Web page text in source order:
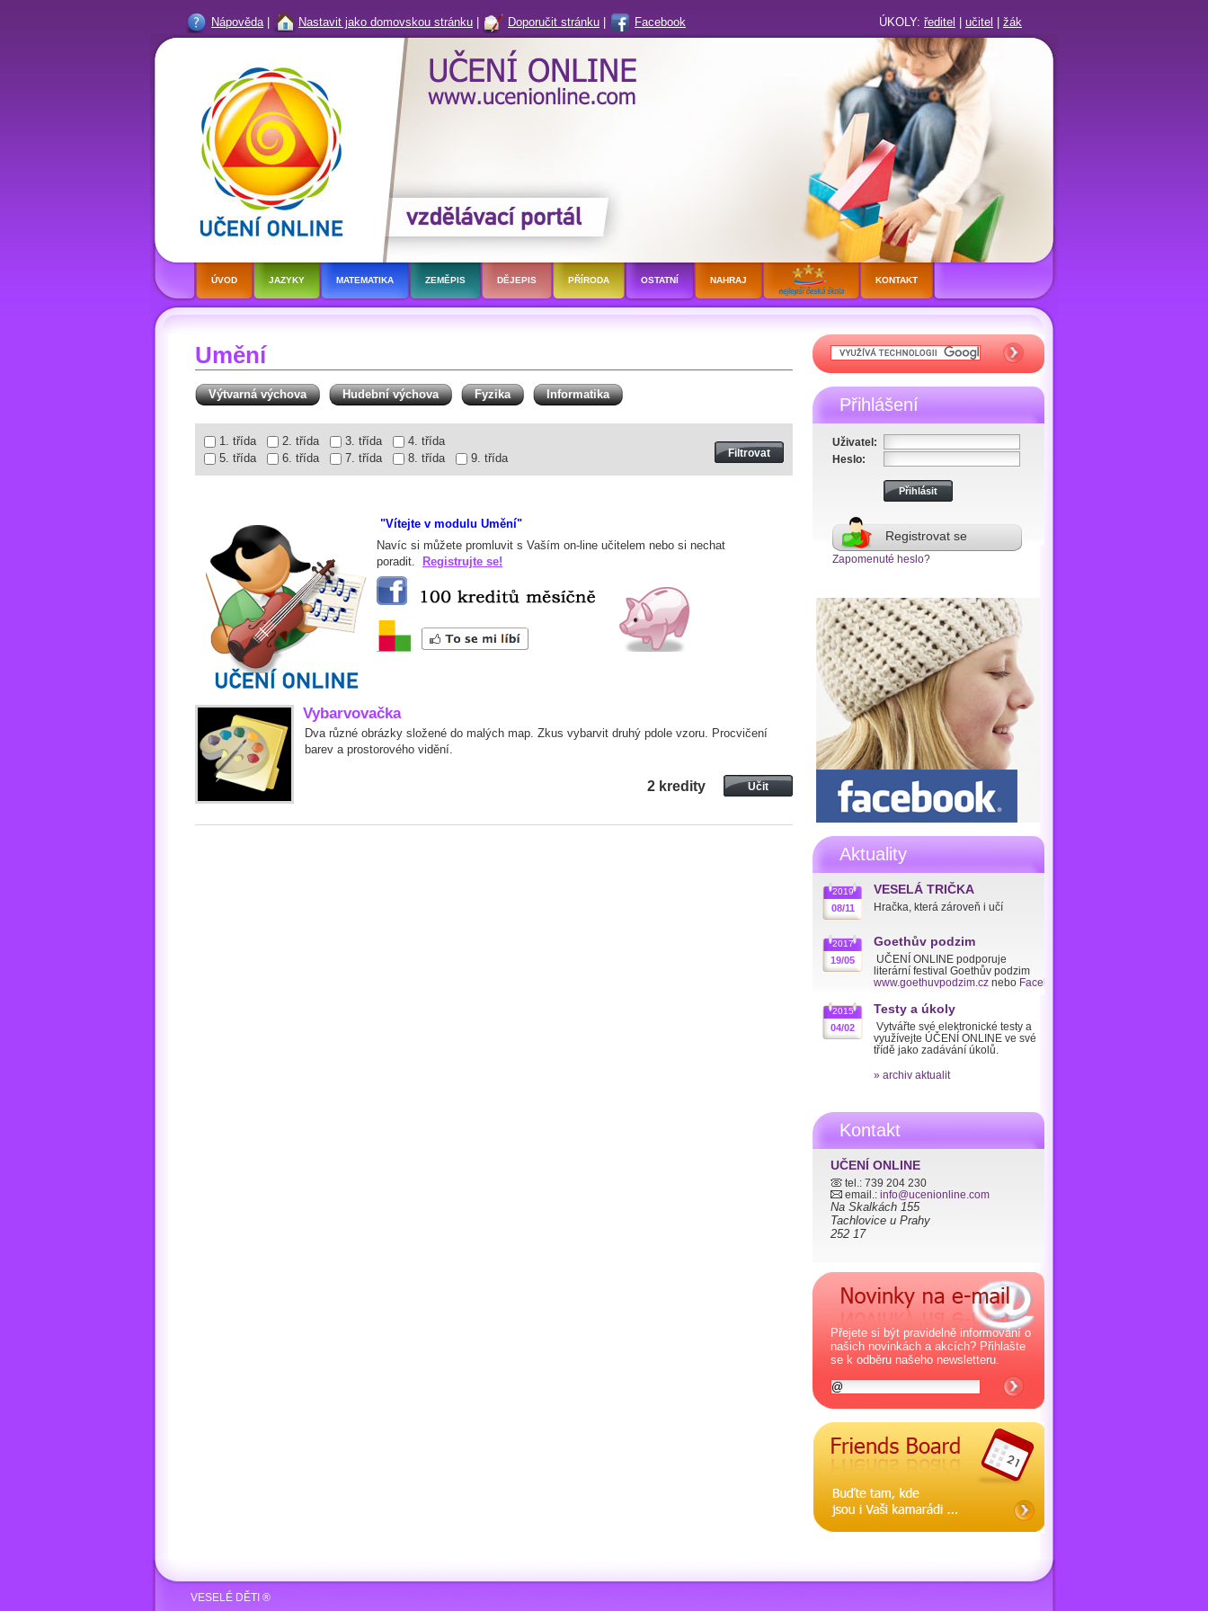
Nápověda| Nastavit jako domovskou stránku Doporučit stránku Facebook ÚKOLY: ředitel učitel žák
ÚVOD JAZYKY MATEMATIKA ZEMĚPIS DĚJEPIS PŘÍRODA OSTATNÍ NAHRAJ KONTAKT
Umění
Výtvarná výchova Hudební výchova Fyzika Informatika
1. třída 2. třída 3. třída
4. třída
5. třída
6. třída 7. třída 8. třída 9. třída
"Vítejte v modulu Umění"
Navíc si můžete promluvit s Vaším on-line učitelem nebo si nechat
poradit.
Registrujte se!
Vybarvovačka
Dva různé obrázky složené do malých map. Zkus vybarvit druhý pdole vzoru. Procvičení
barev a prostorového vidění.
2 kredity
Přihlášení
Uživatel:
Heslo:
Registrovat se
Zapomenuté heslo?
Aktuality
2019
08/11
VESELÁ TRIČKA
Hračka, která zároveň i učí
2017
19/05
Goethův podzim
UČENÍ ONLINE podporuje
literární festival Goethův podzim
www.goethuvpodzim.cz nebo Facebook
2015
04/02
Testy a úkoly
Vytvářte své elektronické testy a
využívejte ÚČENÍ ONLINE ve své
třídě jako zadávání úkolů.
» archiv aktualit
Kontakt
UČENÍ ONLINE
tel.: 739 204 230
email.: info@ucenionline.com
Na Skalkách 155
Tachlovice u Prahy
252 17
Přejete si být pravidelně informování o
našich novinkách a akcích? Přihlašte
se k odběru našeho newsletteru.
VESELÉ DĚTI ®